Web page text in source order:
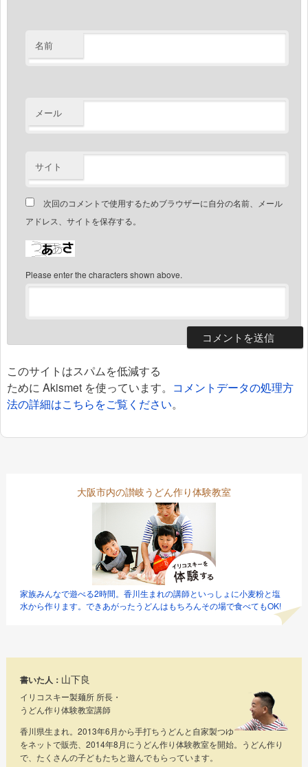
名前
メール
サイト
次回のコメントで使用するためブラウザーに自分の名前、メール
アドレス、サイトを保存する。
Please enter the characters shown above.
このサイトはスパムを低減する
ために Akismet を使っています。 コメントデータの処理方
法の詳細はこちらをご覧ください。
大阪市内の讃岐うどん作り体験教室
家族みんなで遊べる2時間。香川生まれの講師といっしょに小麦粉と塩
水から作ります。できあがったうどんはもちろんその場で食べてもOK!
書いた人： 山下良
イリコスキー製麺所 所長・
うどん作り体験教室講師
香川県生まれ。2013年6月から手打ちうどんと自家製つゆ
をネットで販売、2014年8月にうどん作り体験教室を開始。うどん作り
で、たくさんの子どもたちと遊んでもらっています。